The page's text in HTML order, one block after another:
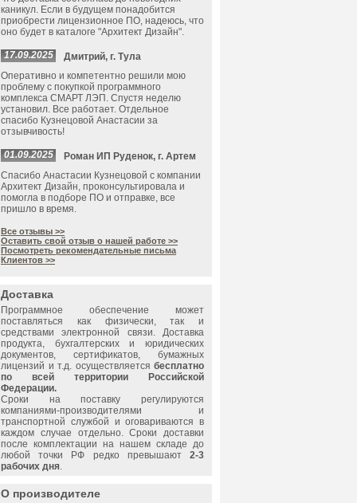
каникул. Если в будущем понадобится
приобрести лицензионное ПО, надеюсь, что
оно будет в каталоге "Архитект Дизайн".
17.09.2025
Дмитрий, г. Тула
Оперативно и компетентно решили мою
проблему с покупкой программного
комплекса СМАРТ ЛЭП. Спустя неделю
установил. Все работает. Отдельное
спасибо Кузнецовой Анастасии за
отзывчивость!
01.09.2025
Роман ИП Руденок, г. Артем
Спасибо Анастасии Кузнецовой с компании
Архитект Дизайн, проконсультировала и
помогла в подборе ПО и отправке, все
пришло в время.
Все отзывы >>
Оставить свой отзыв о нашей работе >>
Посмотреть рекомендательные письма
Клиентов >>
Доставка
Программное обеспечение может
поставляться как физически, так и
средствами электронной связи. Доставка
продукта, бухгалтерских и юридических
документов, сертификатов, бумажных
лицензий и т.д. осуществляется бесплатно
по всей территории Российской
Федерации.
Сроки на поставку регулируются
компаниями-производителями и
транспортной службой и оговариваются в
каждом случае отдельно. Сроки доставки
после комплектации на нашем складе до
любой точки РФ редко превышают 2-3
рабочих дня.
О производителе